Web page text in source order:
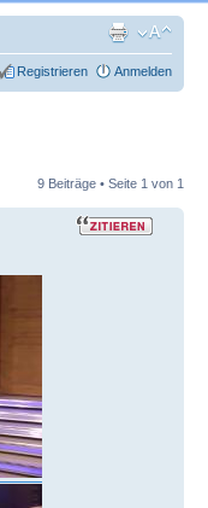
Registrieren Anmelden
9 Beiträge • Seite 1 von 1